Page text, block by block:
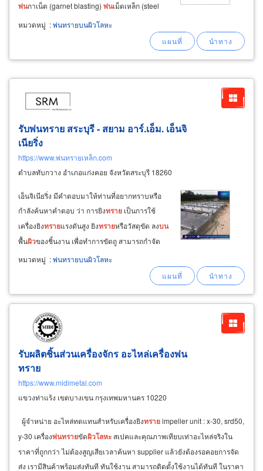
พ่นกาเน็ต (garnet blasting) พ่นเม็ดเหล็ก (steel
shot abrasive blasting) ยิงทราย
พ่น
หมวดหมู่ :พ่นทรายบนผิวโลหะ
รับพ่นทราย สระบุรี - สยาม อาร์.เอ็ม. เอ็นจิ
เนียริ่ง
https://www.พ่นทรายเหล็ก.com
ตำบลทับกวาง อำเภอแก่งคอย จังหวัดสระบุรี 18260
เอ็นจิเนียริ่ง มีคำตอบมาให้ท่านที่อยากทราบหรือ
กำลังค้นหาคำตอบ ว่า การยิงทราย เป็นการใช้
เครื่องยิงทรายแรงดันสูง ยิงทรายหรือวัสดุขัด ลงบน
พื้นผิวของชิ้นงาน เพื่อทำการขัดถู สามารถกำจัด
สนิม ขัดลบสีเก่า ไล่สิ่งสกปรกที่ฝังแน่น ได้ดี
โดยจัดว่าเป็นการเตรียมพื้น
ก่อนการนำไปทำสีเคลือบ เหมาะกับชิ้นงานที่ไม่
เน้นโชว์พื้นผิวที่ประณีต
หมวดหมู่ :พ่นทรายบนผิวโลหะ
รับผลิตชิ้นส่วนเครื่องจักร อะไหล่เครื่องพ่น
ทราย
https://www.midimetal.com
แขวงท่าแร้ง เขตบางเขน กรุงเทพมหานคร 10220
ผู้จำหน่าย อะไหล่ทดแทนสำหรับเครื่องยิงทรายimpeller unit : x-30, srd50,
y-30 เครื่องพ่นทรายขัดผิวโลหะ สเปคและคุณภาพเทียบเท่าอะไหล่จริงใน
ราคาที่ถูกกว่า ไม่ต้องสูญเสียเวลาค้นหา supplier แล้วยังต้องรอคอยการจัด
ส่ง เรามีสินค้าพร้อมส่งทันที ทันใช้งาน สามารถติดตั้งใช้งานได้ทันที ในราคา